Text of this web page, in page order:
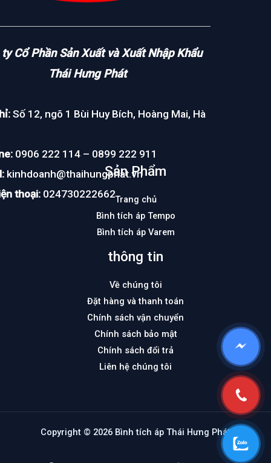
Cổ Phần Sản Xuất và Xuất Nhập Khẩu
Thái Hưng Phát
Số 12, ngõ 1 Bùi Huy Bích, Hoàng Mai, Hà
0906 222 114 – 0899 222 911
kinhdoanh@thaihungphat.vn
thoại: 024730222662
Sản Phẩm
Trang chủ
Bình tích áp Tempo
Bình tích áp Varem
thông tin
Về chúng tôi
Đặt hàng và thanh toán
Chính sách vận chuyển
Chính sách bảo mật
Chính sách đổi trả
Liên hệ chúng tôi
Copyright © 2026 Bình tích áp Thái Hưng Phát